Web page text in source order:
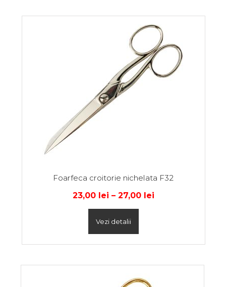
Foarfeca croitorie nichelata F32
23,00 lei – 27,00 lei
Vezi detalii